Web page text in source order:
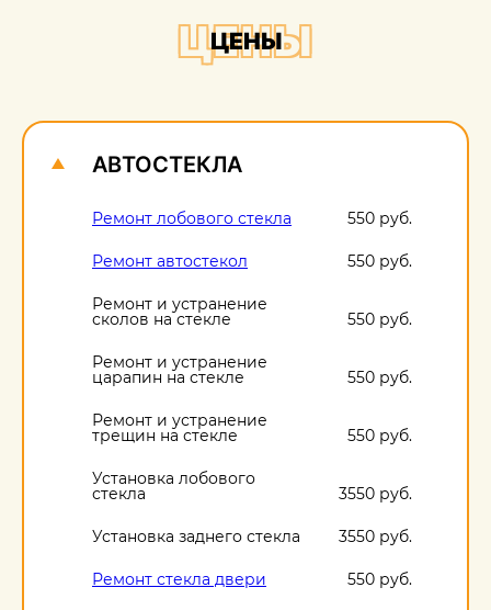
ЦЕНЫ
ЦЕНЫ
АВТОСТЕКЛА
Ремонт лобового стекла 550 руб.
Ремонт автостекол 550 руб.
Ремонт и устранение
сколов на стекле 550 руб.
Ремонт и устранение
царапин на стекле 550 руб.
Ремонт и устранение
трещин на стекле 550 руб.
Установка лобового
стекла 3550 руб.
Установка заднего стекла 3550 руб.
Ремонт стекла двери 550 руб.